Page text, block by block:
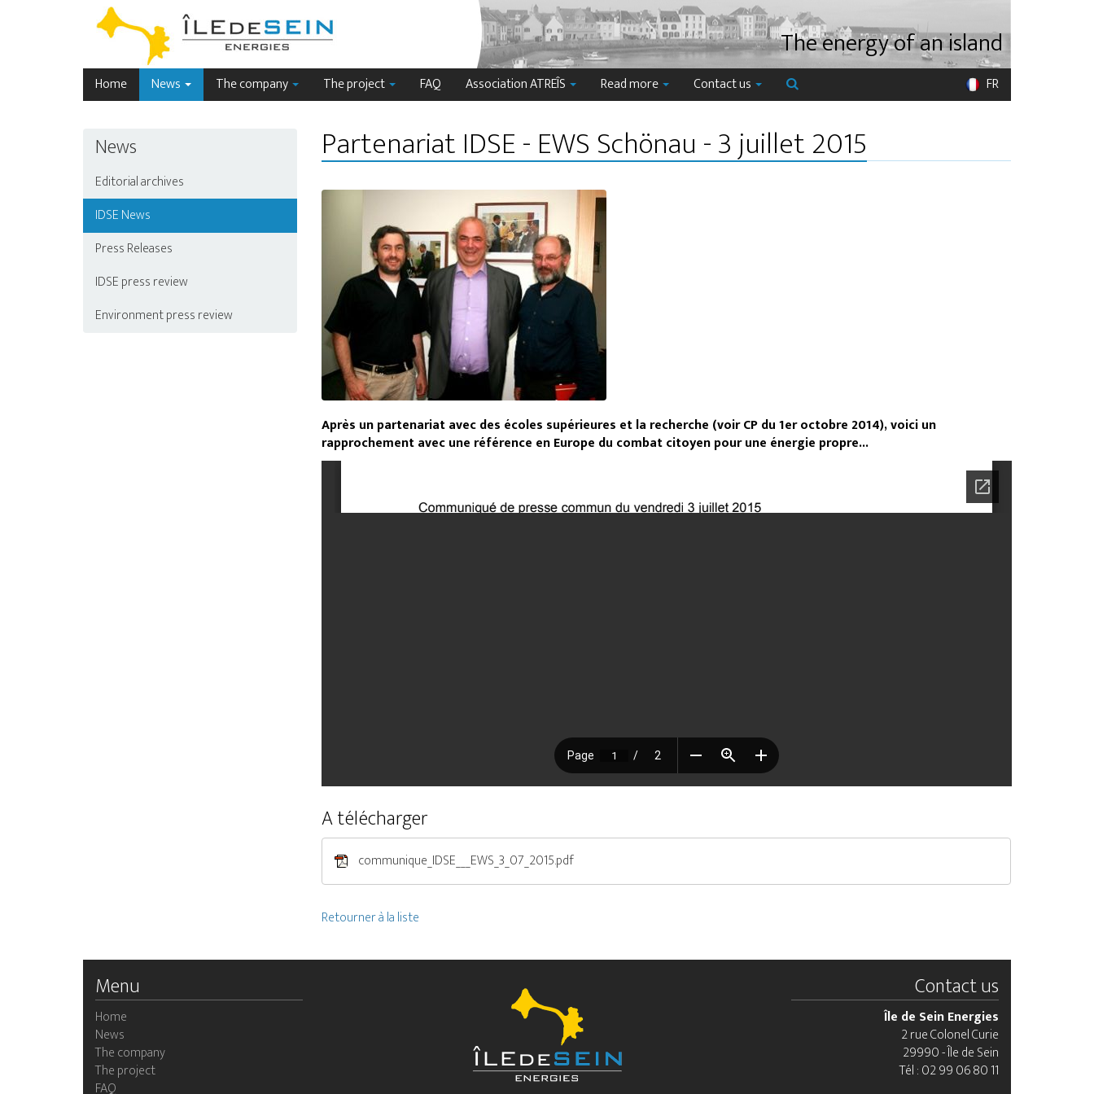
The energy of an island
Home News The company The project FAQ Association ATREÎS Read more Contact us FR
Accueil News IDSE News
News
Editorial archives
IDSE News
Press Releases
IDSE press review
Environment press review
Partenariat IDSE - EWS Schönau - 3 juillet 2015
Après un partenariat avec des écoles supérieures et la recherche (voir CP du 1er octobre 2014), voici un
rapprochement avec une référence en Europe du combat citoyen pour une énergie propre...
A télécharger
communique_IDSE___EWS_3_07_2015.pdf
Retourner à la liste
Menu
Home
News
The company
The project
FAQ
Contact us
Île de Sein Energies
2 rue Colonel Curie
29990 - Île de Sein
Tél : 02 99 06 80 11